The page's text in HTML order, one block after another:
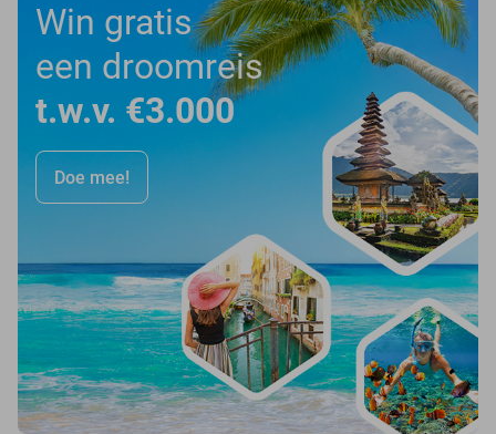
Win gratis
een droomreis
t.w.v. €3.000
Doe mee!